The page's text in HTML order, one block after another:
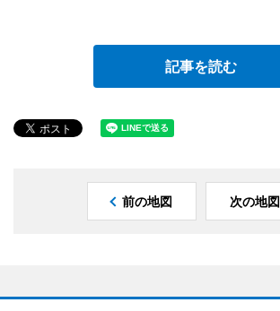
記事を読む
前の地図 次の地図